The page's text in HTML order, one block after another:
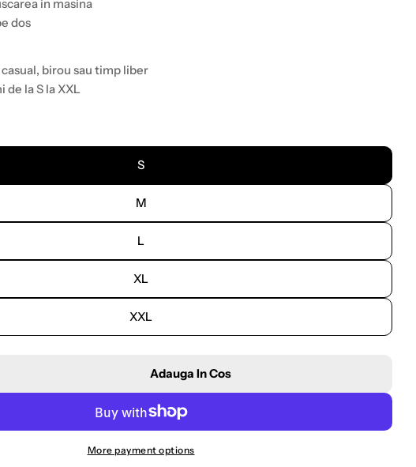
in masina
dos
birou sau timp liber
de la S la XXL
S
M
L
XL
XXL
Pentru Tricou Barbati Volkswagen – Albastru Inchis,
Cantitatea Pentru Tricou Barbati Volkswagen – Albastru
Adauga In Cos
More payment options